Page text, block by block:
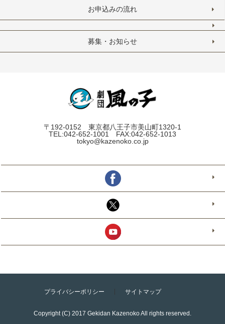
お申込みの流れ
募集・お知らせ
〒192-0152 東京都八王子市美山町1320-1
TEL:042-652-1001 FAX:042-652-1013
tokyo@kazenoko.co.jp
プライバシーポリシー サイトマップ
Copyright (C) 2017 Gekidan Kazenoko All rights reserved.